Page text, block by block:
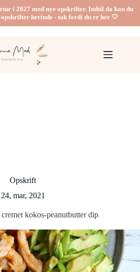
i 2027 med nye opskrifter. Indtil da kan du
opskrifter herinde - tak fordi du er her 🤍
Opskrift
24, mar, 2021
kokos-peanutbutter dip